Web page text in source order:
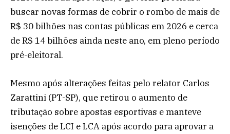
buscar novas formas de cobrir o rombo de mais de
R$ 30 bilhões nas contas públicas em 2026 e cerca
de R$ 14 bilhões ainda neste ano, em pleno período
pré-eleitoral.
Mesmo após alterações feitas pelo relator Carlos
Zarattini (PT-SP), que retirou o aumento de
tributação sobre apostas esportivas e manteve
isenções de LCI e LCA após acordo para aprovar a